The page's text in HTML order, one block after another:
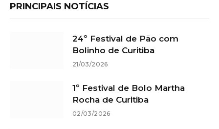
PRINCIPAIS NOTÍCIAS
24º Festival de Pão com
Bolinho de Curitiba
21/03/2026
1º Festival de Bolo Martha
Rocha de Curitiba
02/03/2026